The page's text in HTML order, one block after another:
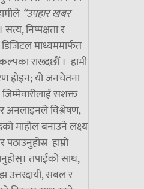
“उपहार खबर
निष्पक्षता र
माध्यममार्फत
राख्दछौँ । हामी
होइन; यो जनचेतना
जिम्मेवारीलाई सशक्त
अनलाइनले विश्लेषण,
माहोल बनाउने लक्ष्य
हाम्रो
तपाईंको साथ,
उत्तरदायी, सबल र